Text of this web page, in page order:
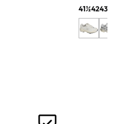
41½4243